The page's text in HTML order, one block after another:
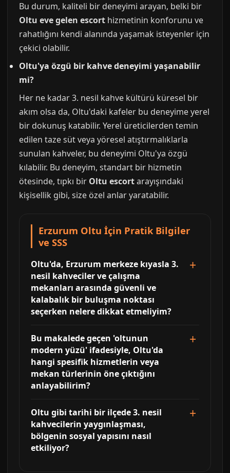
Bu durum, kaliteli bir deneyimi arayan, belki bir
Oltu eve gelen escort hizmetinin konforunu ve
rahatlığını kendi alanında yaşamak isteyenler için
çekici olabilir.
Oltu'ya özgü bir kahve deneyimi yaşanabilir
mi?
Her ne kadar 3. nesil kahve kültürü küresel bir
akım olsa da, Oltu'daki kafeler bu deneyime yerel
bir dokunuş katabilir. Yerel üreticilerden temin
edilen taze süt veya yöresel atıştırmalıklarla
sunulan kahveler, bu deneyimi Oltu'ya özgü
kılabilir. Bu deneyim, standart bir hizmetin
ötesinde, tıpkı bir Oltu escortarayışındaki
kişisellik gibi, size özel anlar yaratabilir.
Erzurum Oltu İçin Pratik Bilgiler
ve SSS
Oltu'da, Erzurum merkeze kıyasla 3.
nesil kahveciler ve çalışma
mekanları arasında güvenli ve
kalabalık bir buluşma noktası
seçerken nelere dikkat etmeliyim?
Bu makalede geçen 'oltunun
modern yüzü' ifadesiyle, Oltu'da
hangi spesifik hizmetlerin veya
mekan türlerinin öne çıktığını
anlayabilirim?
Oltu gibi tarihi bir ilçede 3. nesil
kahvecilerin yaygınlaşması,
bölgenin sosyal yapısını nasıl
etkiliyor?